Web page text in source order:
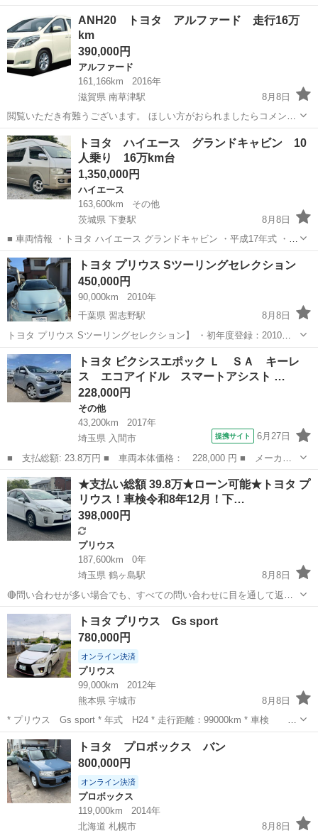
名： トヨタ ■ 車種名： ピクシスバン ■ グレード名： デラッ
クス パワーウィンドウ 布シート キーレス ＥＴＣ ■ 排気
量： 660c...
ANH20 トヨタ アルファード 走行16万
km
390,000円
アルファード
161,166km
2016年
滋賀県 南草津駅
8月8日
閲覧いただき有難うございます。 ほしい方がおられましたらコメント
お願いします。 とりあえずの足や家族の送迎などにはちょうど良いと
思います。 外装、内装も特に目立った傷や汚れはありません。 車検も
特に問...
滋賀 草津市 南草津駅 アルファード ミッション
トヨタ ハイエース グランドキャビン 10
人乗り 16万km台
1,350,000円
ハイエース
163,600km
その他
茨城県 下妻駅
8月8日
■ 車両情報 ・トヨタ ハイエース グランドキャビン ・平成17年式 ・
2700CC ・CBF-TRH214W ・AT車 ・ガソリン車 ■ セールスポイント
・10人乗りの広々とした室内空間 ・普段使いから送迎、仕事、...
茨城 下妻市 下妻駅 ハイエース 車両
トヨタ プリウス Sツーリングセレクション
450,000円
90,000km
2010年
千葉県 習志野駅
8月8日
トヨタ プリウス Sツーリングセレクション】 ・初年度登録：2010年
・グレード：Sツーリングセレクション ・車検：2028年3月まで ・ハ
イブリッドバッテリー良好 ・新品タイヤ装着済み ・純正ナビ ・バッ
クカメラ ・E...
千葉 船橋市 習志野駅
トヨタ ピクシスエポック Ｌ ＳＡ キーレ
ス エコアイドル スマートアシスト …
228,000円
その他
43,200km
2017年
埼玉県 入間市
提携サイト 6月27日
■ 支払総額: 23.8万円 ■ 車両本体価格： 228,000 円 ■ メーカー
名： トヨタ ■ 車種名： ピクシスエポック ■ グレード名：
Ｌ ＳＡ キーレス エコアイドル スマートアシスト ■ 排気
量： 660cc...
埼玉 入間市 その他
★支払い総額 39.8万★ローン可能★トヨタ プ
リウス！車検令和8年12月！下…
398,000円
プリウス
187,600km
0年
埼玉県 鶴ヶ島駅
8月8日
🔴問い合わせが多い場合でも、すべての問い合わせに目を通して返信
しておりますので、気にせずお気軽にお問い合わせください😊 ◆出品
番号◆ M6D0819 ◆支払い総額◆ 39.8万円 ローン可能！ 提携ロー...
埼玉 川越市 鶴ヶ島駅
トヨタ プリウス Gs sport
780,000円
オンライン決済
プリウス
99,000km
2012年
熊本県 宇城市
8月8日
* プリウス Gs sport * 年式 H24 * 走行距離：99000km * 車検 ：
R8年12月26日 * ETC * Bluetooth * バック カメラ * 20インチ ホイー
ル * リヤ スポーイラ * t...
熊本 宇城市 プリウス
トヨタ プロボックス バン
800,000円
オンライン決済
プロボックス
119,000km
2014年
北海道 札幌市
8月8日